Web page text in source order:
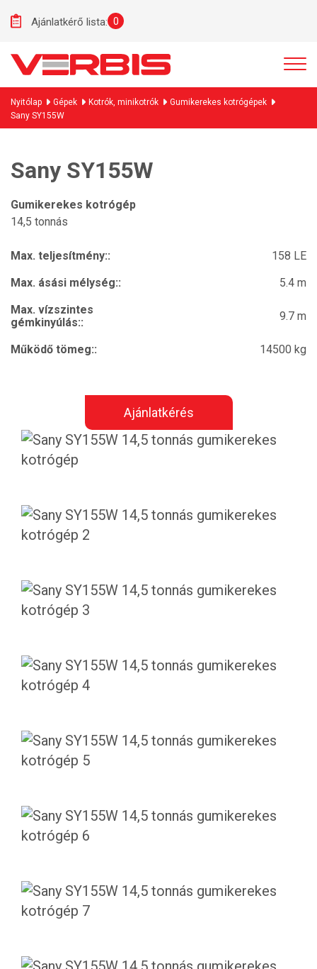
Ajánlatkérő lista: 0
Nyitólap Gépek Kotrók, minikotrók
Gumikerekes kotrógépek
Sany SY155W
Sany SY155W
Gumikerekes kotrógép
14,5 tonnás
Max. teljesítmény::
158 LE
Max. ásási mélység::
5.4 m
Max. vízszintes
gémkinyúlás::
9.7 m
Működő tömeg:: 14500 kg
Ajánlatkérés